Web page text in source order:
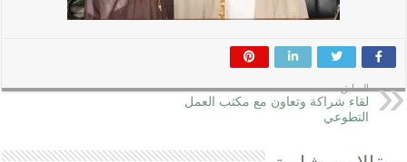
السابق
لقاء شراكة وتعاون مع مكتب العمل
التطوعي